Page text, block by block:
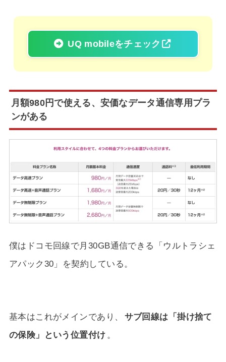
UQ mobileをチェック
月額980円で使える、安価なデータ通信専用プラ
ンがある
僕はドコモ回線で月30GB通信できる「ウルトラシェ
アパック30」を契約している。
基本はこれがメインであり、
サブ回線は「掛け捨て
の保険」という位置付け 。